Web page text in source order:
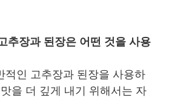
추장과 된장은 어떤 것을 사용
적인 고추장과 된장을 사용하
을 더 깊게 내기 위해서는 자